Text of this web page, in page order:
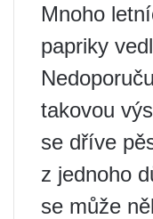
Mnoho
papriky
takovou
se dříve
z jednoho
se může